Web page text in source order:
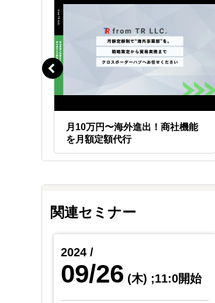
Ａ.
複数の大手総合商社との業務提携をし
商品により適切な販売先をご提案させ
月10万円〜海外進出！商社機能
を月額定額代行
関連セミナー
2024 /
09/26 (木) ;11:0開始